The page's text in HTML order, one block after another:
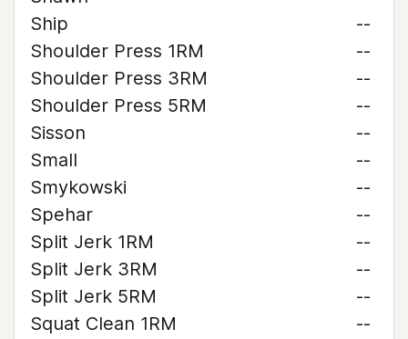
Ship
--
Shoulder Press 1RM
--
Shoulder Press 3RM
--
Shoulder Press 5RM
--
Sisson
--
Small
--
Smykowski
--
Spehar
--
Split Jerk 1RM
--
Split Jerk 3RM
--
Split Jerk 5RM
--
Squat Clean 1RM
--